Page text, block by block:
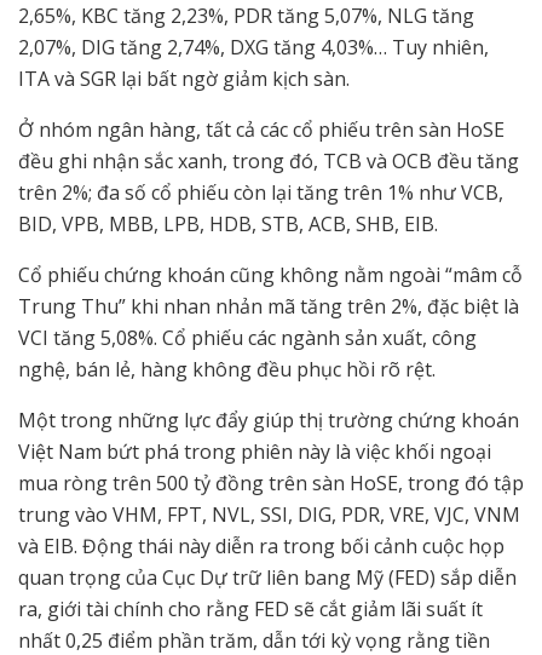
2,65%, KBC tăng 2,23%, PDR tăng 5,07%, NLG tăng
2,07%, DIG tăng 2,74%, DXG tăng 4,03%… Tuy nhiên,
ITA và SGR lại bất ngờ giảm kịch sàn.
Ở nhóm ngân hàng, tất cả các cổ phiếu trên sàn HoSE
đều ghi nhận sắc xanh, trong đó, TCB và OCB đều tăng
trên 2%; đa số cổ phiếu còn lại tăng trên 1% như VCB,
BID, VPB, MBB, LPB, HDB, STB, ACB, SHB, EIB.
Cổ phiếu chứng khoán cũng không nằm ngoài “mâm cỗ
Trung Thu” khi nhan nhản mã tăng trên 2%, đặc biệt là
VCI tăng 5,08%. Cổ phiếu các ngành sản xuất, công
nghệ, bán lẻ, hàng không đều phục hồi rõ rệt.
Một trong những lực đẩy giúp thị trường chứng khoán
Việt Nam bứt phá trong phiên này là việc khối ngoại
mua ròng trên 500 tỷ đồng trên sàn HoSE, trong đó tập
trung vào VHM, FPT, NVL, SSI, DIG, PDR, VRE, VJC, VNM
và EIB. Động thái này diễn ra trong bối cảnh cuộc họp
quan trọng của Cục Dự trữ liên bang Mỹ (FED) sắp diễn
ra, giới tài chính cho rằng FED sẽ cắt giảm lãi suất ít
nhất 0,25 điểm phần trăm, dẫn tới kỳ vọng rằng tiền